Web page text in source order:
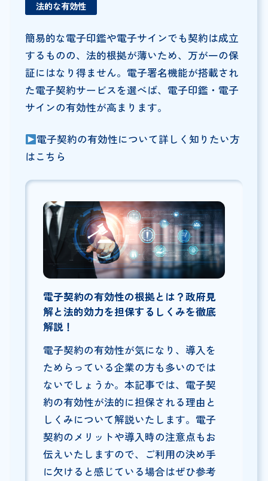
法的な有効性
簡易的な電子印鑑や電子サインでも契約は成立
するものの、法的根拠が薄いため、万が一の保
証にはなり得ません。電子署名機能が搭載され
た電子契約サービスを選べば、電子印鑑・電子
サインの有効性が高まります。
電子契約の有効性について詳しく知りたい方
はこちら
電子契約の有効性の根拠とは？政府見
解と法的効力を担保するしくみを徹底
解説！
電子契約の有効性が気になり、導入を
ためらっている企業の方も多いのでは
ないでしょうか。本記事では、電子契
約の有効性が法的に担保される理由と
しくみについて解説いたします。電子
契約のメリットや導入時の注意点もお
伝えいたしますので、ご利用の決め手
に欠けると感じている場合はぜひ参考